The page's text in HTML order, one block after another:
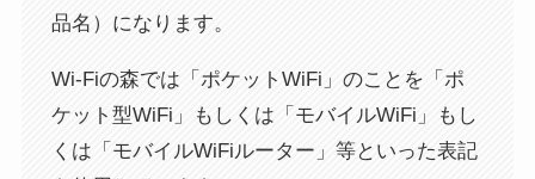
品名）になります。
Wi-Fiの森では「ポケットWiFi」のことを「ポ
ケット型WiFi」もしくは「モバイルWiFi」もし
くは「モバイルWiFiルーター」等といった表記